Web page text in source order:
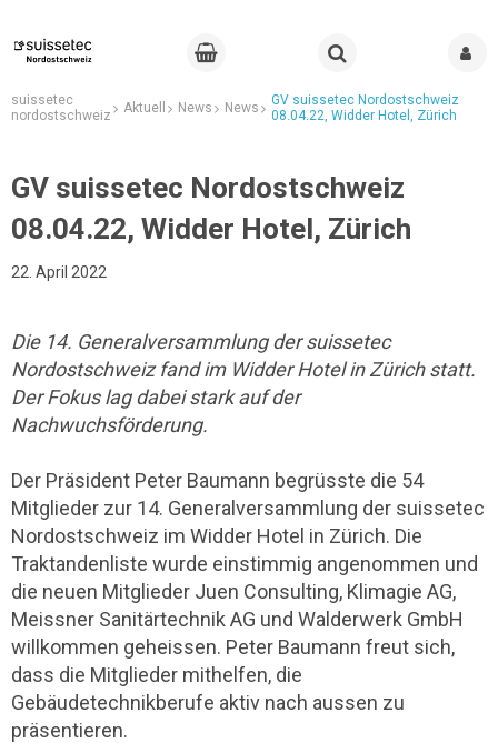
suissetec
nordostschweiz
Aktuell News News
GV suissetec Nordostschweiz
08.04.22, Widder Hotel, Zürich
GV suissetec Nordostschweiz
08.04.22, Widder Hotel, Zürich
22. April 2022
Die 14. Generalversammlung der suissetec
Nordostschweiz fand im Widder Hotel in Zürich statt.
Der Fokus lag dabei stark auf der
Nachwuchsförderung.
Der Präsident Peter Baumann begrüsste die 54
Mitglieder zur 14. Generalversammlung der suissetec
Nordostschweiz im Widder Hotel in Zürich. Die
Traktandenliste wurde einstimmig angenommen und
die neuen Mitglieder Juen Consulting, Klimagie AG,
Meissner Sanitärtechnik AG und Walderwerk GmbH
willkommen geheissen. Peter Baumann freut sich,
dass die Mitglieder mithelfen, die
Gebäudetechnikberufe aktiv nach aussen zu
präsentieren.